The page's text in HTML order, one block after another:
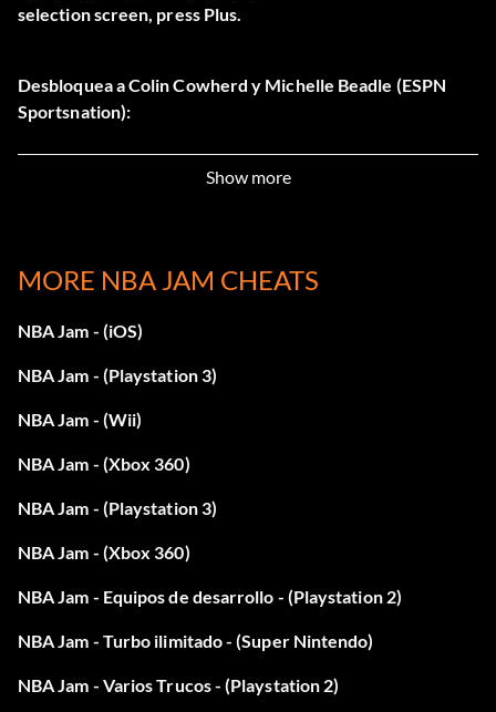
selection screen, press Plus.
Desbloquea a Colin Cowherd y Michelle Beadle (ESPN
Sportsnation):
NSN for player two. Then, at the "Enter Initials" screen
unlock the NBA Mascots:
At the "Play Now" screen, enter MAS for player one and
COT for player two. Then, at the "Enter Initials" screen
Desbloquear Tim Kitzrow (locutor) y Mark Turmell
At the "Play Now" screen, enter MJT for player one.
Modo Cabezón:
Completa con éxito Jam Camp.
Show more
MORE NBA JAM CHEATS
NBA Jam - (iOS)
NBA Jam - (Playstation 3)
NBA Jam - (Wii)
NBA Jam - (Xbox 360)
NBA Jam - (Playstation 3)
NBA Jam - (Xbox 360)
NBA Jam - Equipos de desarrollo - (Playstation 2)
NBA Jam - Turbo ilimitado - (Super Nintendo)
NBA Jam - Varios Trucos - (Playstation 2)